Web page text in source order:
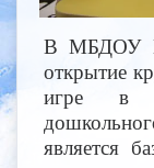
В МБДОУ №
открытие
игре в
является